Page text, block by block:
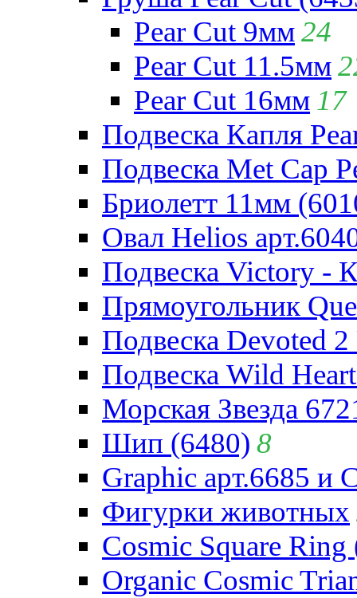
Pear Cut 9мм24
Pear Cut 11.5мм
Pear Cut 16мм 17
Подвеска Капля
Подвеска Met Cap
Бриолетт 11мм
Овал Helios
Подвеска Victory -
Прямоугольник
Подвеска Devoted
Подвеска Wild
Морская Звезда
Шип (6480) 8
Graphic арт.6685 и
Фигурки животных
Cosmic Square Ring
Organic Cosmic